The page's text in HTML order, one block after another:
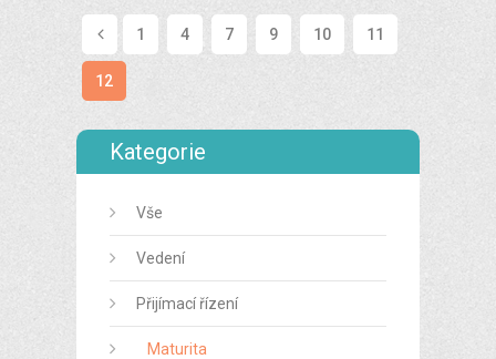
1 4 7 9 10 11
12
Kategorie
Vše
Vedení
Přijímací řízení
Maturita